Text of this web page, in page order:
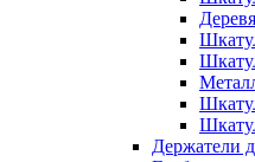
Держатели